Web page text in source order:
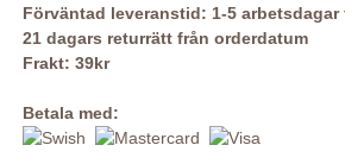
Förväntad leveranstid: 1-5 arbetsdagar
21 dagars returrätt från orderdatum
Frakt: 39kr
Betala med: